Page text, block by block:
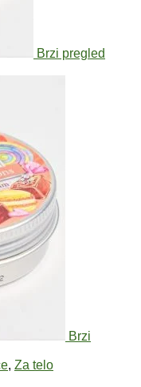
Brzi pregled
Brzi
, Za telo